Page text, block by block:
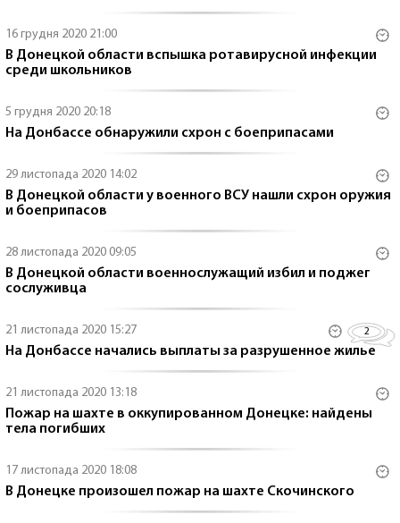
16 грудня 2020 21:00
В Донецкой области вспышка ротавирусной инфекции
среди школьников
5 грудня 2020 20:18
На Донбассе обнаружили схрон с боеприпасами
29 листопада 2020 14:02
В Донецкой области у военного ВСУ нашли схрон оружия
и боеприпасов
28 листопада 2020 09:05
В Донецкой области военнослужащий избил и поджег
сослуживца
21 листопада 2020 15:27 2
На Донбассе начались выплаты за разрушенное жилье
21 листопада 2020 13:18
Пожар на шахте в оккупированном Донецке: найдены
тела погибших
17 листопада 2020 18:08
В Донецке произошел пожар на шахте Скочинского